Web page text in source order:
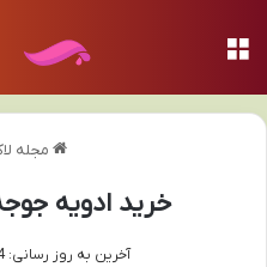
مجله
خرید ادویه
آخرین به روز رسانی: 22/04/1404